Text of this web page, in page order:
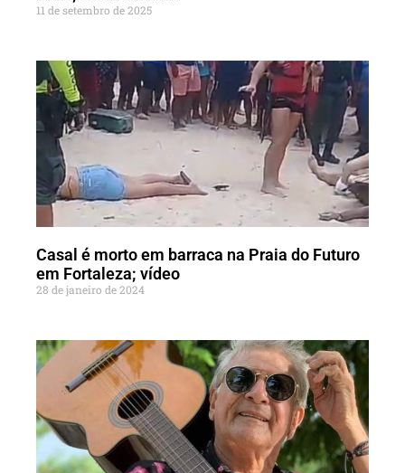
11 de setembro de 2025
Casal é morto em barraca na Praia do Futuro
em Fortaleza; vídeo
28 de janeiro de 2024